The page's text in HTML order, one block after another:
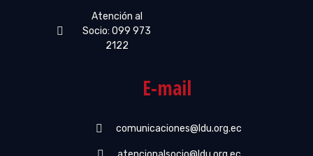
Atención al
Socio: 099 973
2122
E-mail
comunicaciones@ldu.org.ec